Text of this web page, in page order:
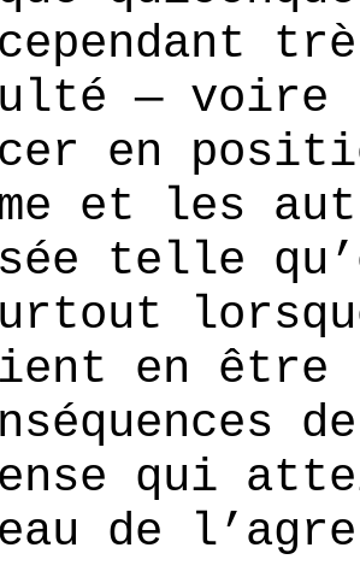
— voire
en
et les
telle
en
qui
de